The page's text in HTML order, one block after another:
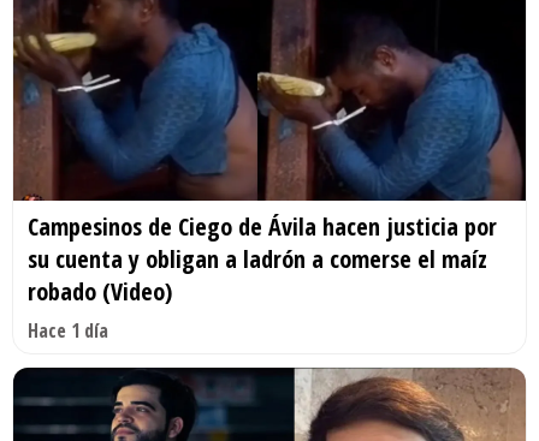
Campesinos de Ciego de Ávila hacen justicia por
su cuenta y obligan a ladrón a comerse el maíz
robado (Video)
Hace 1 día